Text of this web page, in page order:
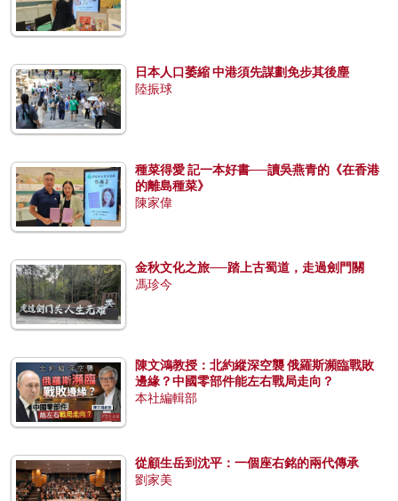
日本人口萎縮 中港須先謀劃免步其後塵
陸振球
種菜得愛 記一本好書──讀吳燕青的《在香港
的離島種菜》
陳家偉
金秋文化之旅──踏上古蜀道，走過劍門關
馮珍今
陳文鴻教授：北約縱深空襲 俄羅斯瀕臨戰敗
邊緣？中國零部件能左右戰局走向？
本社編輯部
從顧生岳到沈平：一個座右銘的兩代傳承
劉家美